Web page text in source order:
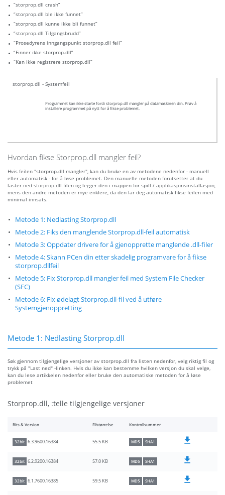
“storprop.dll crash”
“storprop.dll ble ikke funnet”
“storprop.dll kunne ikke bli funnet”
“storprop.dll Tilgangsbrudd”
“Prosedyrens inngangspunkt storprop.dll feil”
“Finner ikke storprop.dll”
“Kan ikke registrere storprop.dll”
storprop.dll - Systemfeil
Programmet kan ikke starte fordi storprop.dll mangler på datamaskinen din. Prøv å
installere programmet på nytt for å fikse problemet.
Hvordan fikse Storprop.dll mangler feil?
Hvis feilen "storprop.dll mangler", kan du bruke en av metodene nedenfor - manuell
eller automatisk - for å løse problemet. Den manuelle metoden forutsetter at du
laster ned storprop.dll-filen og legger den i mappen for spill / applikasjonsinstallasjon,
mens den andre metoden er mye enklere, da den lar deg automatisk fikse feilen med
minimal innsats.
Metode 1: Nedlasting Storprop.dll
Metode 2: Fiks den manglende Storprop.dll-feil automatisk
Metode 3: Oppdater drivere for å gjenopprette manglende .dll-filer
Metode 4: Skann PCen din etter skadelig programvare for å fikse
storprop.dllfeil
Metode 5: Fix Storprop.dll mangler feil med System File Checker
(SFC)
Metode 6: Fix ødelagt Storprop.dll-fil ved å utføre
Systemgjenoppretting
Metode 1: Nedlasting Storprop.dll
Søk gjennom tilgjengelige versjoner av storprop.dll fra listen nedenfor, velg riktig fil og
trykk på "Last ned" -linken. Hvis du ikke kan bestemme hvilken versjon du skal velge,
kan du lese artikkelen nedenfor eller bruke den automatiske metoden for å løse
problemet
Storprop.dll, :telle tilgjengelige versjoner
Bits & Version Filstørrelse Kontrollsummer
32bit 6.3.9600.16384 55.5 KB MD5 SHA1
32bit 6.2.9200.16384 57.0 KB MD5 SHA1
32bit 6.1.7600.16385 59.5 KB MD5 SHA1